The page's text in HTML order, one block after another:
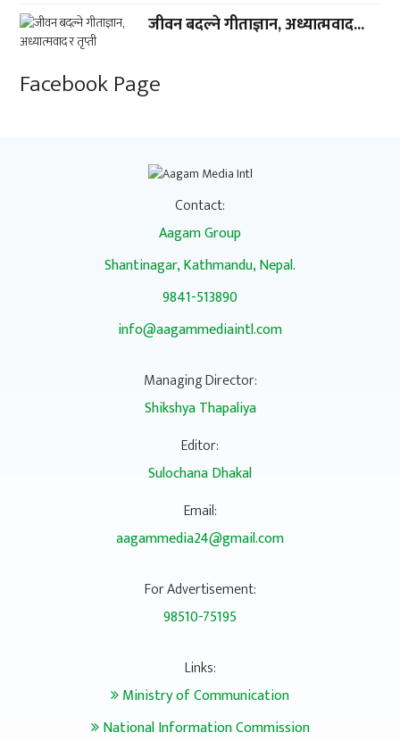
जीवन बदल्ने गीताज्ञान, अध्यात्मवाद...
Facebook Page
Contact:
Aagam Group
Shantinagar, Kathmandu, Nepal.
9841-513890
info@aagammediaintl.com
Managing Director:
Shikshya Thapaliya
Editor:
Sulochana Dhakal
Email:
aagammedia24@gmail.com
For Advertisement:
98510-75195
Links:
Ministry of Communication
National Information Commission